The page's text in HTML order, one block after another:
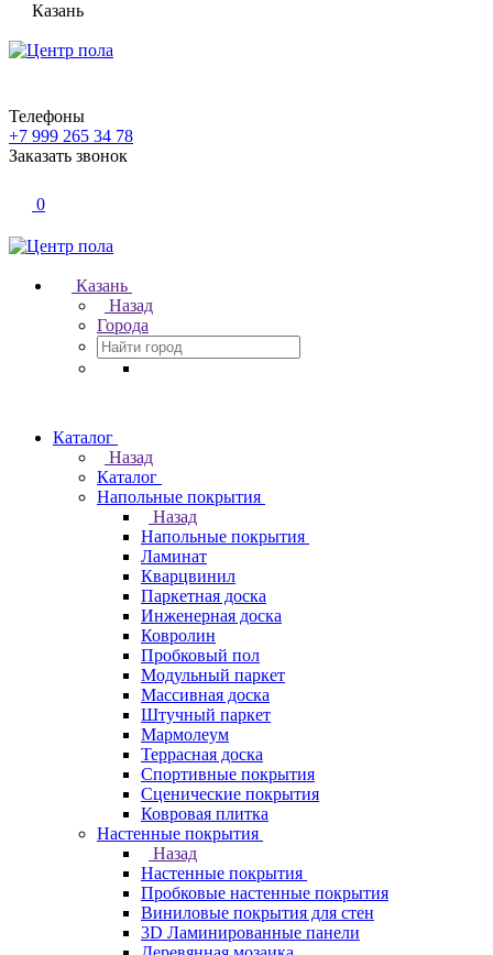
Казань
Телефоны
+7 999 265 34 78
Заказать звонок
0
Казань
Назад
Города
Каталог
Назад
Каталог
Напольные покрытия
Назад
Напольные покрытия
Ламинат
Кварцвинил
Паркетная доска
Инженерная доска
Ковролин
Пробковый пол
Модульный паркет
Массивная доска
Штучный паркет
Мармолеум
Террасная доска
Спортивные покрытия
Сценические покрытия
Ковровая плитка
Настенные покрытия
Назад
Настенные покрытия
Пробковые настенные покрытия
Виниловые покрытия для стен
3D Ламинированные панели